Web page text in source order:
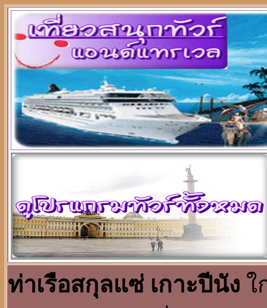
ท่าเรือสกุลแซ่ เกาะปีนัง ใ